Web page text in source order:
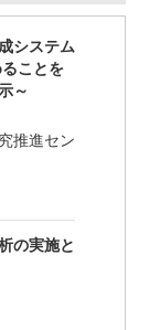
システム
ことを
～
推進セン
の実施と